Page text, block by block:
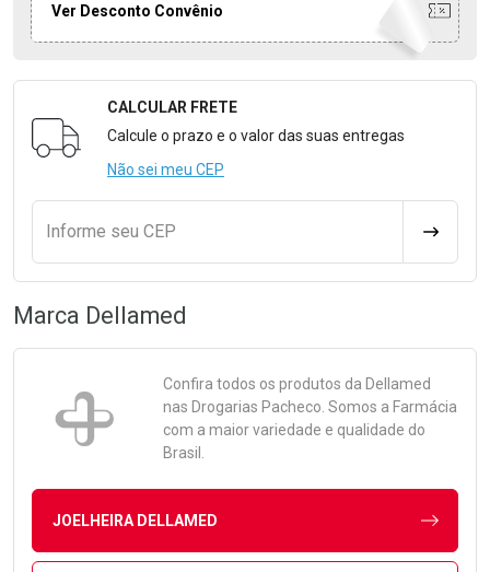
Ver Desconto Convênio
Formulário para Calcular o Frete
CALCULAR FRETE
Calcule o prazo e o valor das suas entregas
Não sei meu CEP
Informe seu CEP
Marca Dellamed
Confira todos os produtos da Dellamed
nas Drogarias Pacheco. Somos a Farmácia
com a maior variedade e qualidade do
Brasil.
JOELHEIRA DELLAMED